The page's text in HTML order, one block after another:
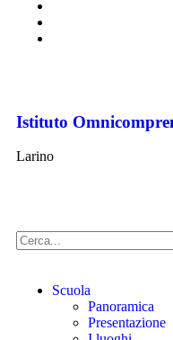
Istituto
Larino
Scuola
Panoramica
Presentazione